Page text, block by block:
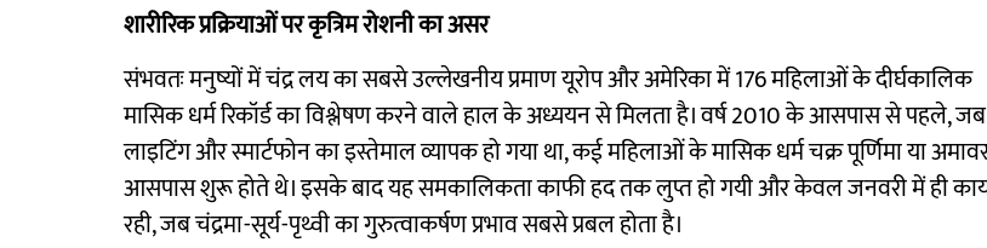
शारीरिक प्रक्रियाओं पर कृत्रिम रोशनी का असर
संभवतः मनुष्यों में चंद्र लय का सबसे उल्लेखनीय प्रमाण यूरोप और अमेरिका में 176 महिलाओं के दीर्घकालिक
मासिक धर्म रिकॉर्ड का विश्लेषण करने वाले हाल के अध्ययन से मिलता है। वर्ष 2010 के आसपास से पहले,
लाइटिंग और स्मार्टफोन का इस्तेमाल व्यापक हो गया था, कई महिलाओं के मासिक धर्म चक्र पूर्णिमा या
आसपास शुरू होते थे। इसके बाद यह समकालिकता काफी हद तक लुप्त हो गयी और केवल जनवरी में ही
रही, जब चंद्रमा-सूर्य-पृथ्वी का गुरुत्वाकर्षण प्रभाव सबसे प्रबल होता है।